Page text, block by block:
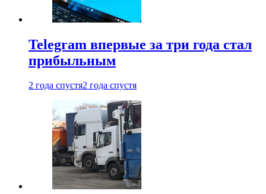
Telegram впервые за три года стал
прибыльным
2 года спустя2 года спустя